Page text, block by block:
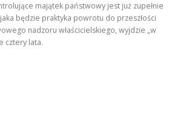
majątek państwowy jest już zupełnie
będzie praktyka powrotu do przeszłości
nadzoru właścicielskiego, wyjdzie „w
cztery lata.